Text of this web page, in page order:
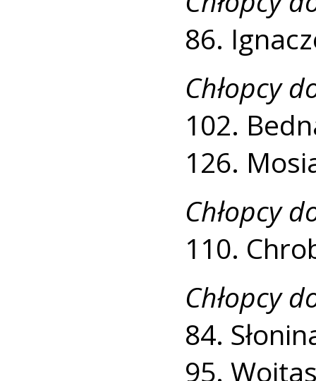
86.
Chłopcy
102.
126.
Chłopcy
110.
Chłopcy
84.
95.